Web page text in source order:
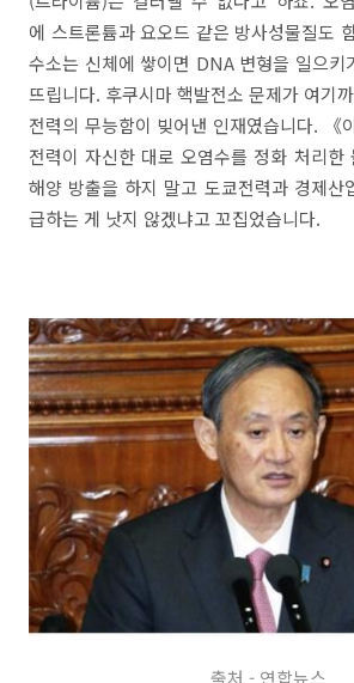
에 스트론튬과 요오드 같은 방사성물질도
수소는 신체에 쌓이면 DNA 변형을 일으키
뜨립니다. 후쿠시마 핵발전소 문제가 여기
전력의 무능함이 빚어낸 인재였습니다. 《
전력이 자신한 대로 오염수를 정화 처리한
해양 방출을 하지 말고 도쿄전력과 경제산
급하는 게 낫지 않겠냐고 꼬집었습니다.
출처 - 연합뉴스